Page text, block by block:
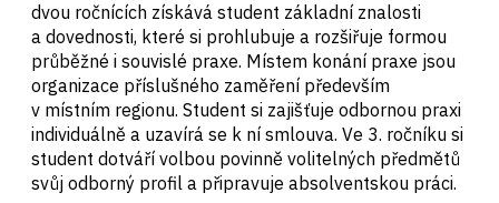
dvou ročnících získává student základní znalosti
a dovednosti, které si prohlubuje a rozšiřuje formou
průběžné i souvislé praxe. Místem konání praxe jsou
organizace příslušného zaměření především
v místním regionu. Student si zajišťuje odbornou praxi
individuálně a uzavírá se k ní smlouva. Ve 3. ročníku si
student dotváří volbou povinně volitelných předmětů
svůj odborný profil a připravuje absolventskou práci.